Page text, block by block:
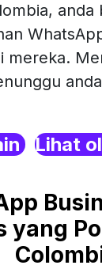
anda
mereka.
Lihat
yang